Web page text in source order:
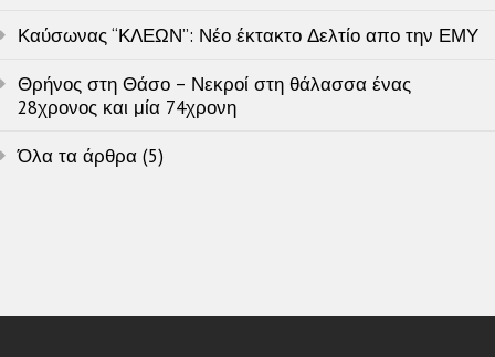
Καύσωνας “ΚΛΕΩΝ”: Νέο έκτακτο Δελτίο απο την ΕΜΥ
Θρήνος στη Θάσο – Νεκροί στη θάλασσα ένας
28χρονος και μία 74χρονη
Όλα τα άρθρα (5)